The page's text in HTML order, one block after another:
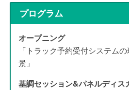
プログラム
オープニング
「トラック予約受付システム
景」
基調セッション&パネルディス